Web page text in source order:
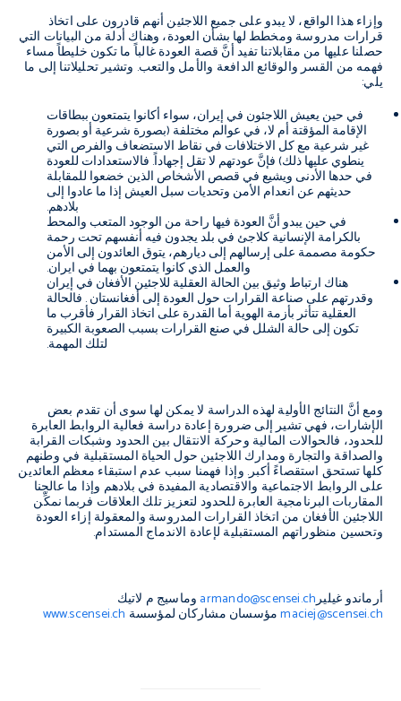
وإزاء هذا الواقع، لا يبدو على جميع اللاجئين أنهم قادرون على اتخاذ
قرارات مدروسة ومخطط لها بشأن العودة، وهناك أدلة من البيانات التي
حصلنا عليها من مقابلاتنا تفيد أنَّ قصة العودة غالباً ما تكون خليطاً مساء
فهمه من القسر والوقائع الدافعة والأمل والتعب. وتشير تحليلاتنا إلى ما
يلي:
في حين يعيش اللاجئون في إيران، سواء أكانوا يتمتعون ببطاقات
الإقامة المؤقتة أم لا، في عوالم مختلفة (بصورة شرعية أو بصورة
غير شرعية مع كل الاختلافات في نقاط الاستضعاف والفرص التي
ينطوي عليها ذلك) فإنَّ عودتهم لا تقل إجهاداً. فالاستعدادات للعودة
في حدها الأدنى ويشيع في قصص الأشخاص الذين خضعوا للمقابلة
حديثهم عن انعدام الأمن وتحديات سبل العيش إذا ما عادوا إلى
بلادهم.
في حين يبدو أنَّ العودة فيها راحة من الوجود المتعب والمحط
بالكرامة الإنسانية كلاجئ في بلد يجدون فيه أنفسهم تحت رحمة
حكومة مصممة على إرسالهم إلى ديارهم، يتوق العائدون إلى الأمن
والعمل الذي كانوا يتمتعون بهما في ايران.
هناك ارتباط وثيق بين الحالة العقلية للاجئين الأفغان في إيران
وقدرتهم على صناعة القرارات حول العودة إلى أفغانستان . فالحالة
العقلية تتأثر بأزمة الهوية أما القدرة على اتخاذ القرار فأقرب ما
تكون إلى حالة الشلل في صنع القرارات بسبب الصعوبة الكبيرة
لتلك المهمة.
ومع أنَّ النتائج الأولية لهذه الدراسة لا يمكن لها سوى أن تقدم بعض
الإشارات، فهي تشير إلى ضرورة إعادة دراسة فعالية الروابط العابرة
للحدود، فالحوالات المالية وحركة الانتقال بين الحدود وشبكات القرابة
والصداقة والتجارة ومدارك اللاجئين حول الحياة المستقبلية في وطنهم
كلها تستحق استقصاءً أكبر. وإذا فهمنا سبب عدم استبقاء معظم العائدين
على الروابط الاجتماعية والاقتصادية المفيدة في بلادهم وإذا ما عالجنا
المقاربات البرنامجية العابرة للحدود لتعزيز تلك العلاقات فربما نمكِّن
اللاجئين الأفغان من اتخاذ القرارات المدروسة والمعقولة إزاء العودة
وتحسين منظوراتهم المستقبلية لإعادة الاندماج المستدام.
أرماندو غيليرarmando@scensei.ch وماسيج م لاتيك
maciej@scensei.chمؤسسان مشاركان لمؤسسة www.scensei.ch